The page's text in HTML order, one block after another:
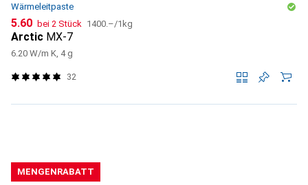
Wärmeleitpaste
CHF
5.60 bei 2 Stück CHF
1400.–/1kg
Arctic MX-7
6.20 W/m K, 4 g
32
MENGENRABATT